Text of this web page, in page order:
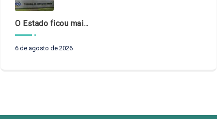
O Estado ficou mais complexo. O controle precisa acompanhar
6 de agosto de 2026